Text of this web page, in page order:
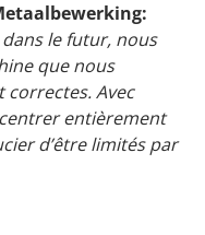
le futur, nous
que nous
Avec
entièrement
d’être limités par